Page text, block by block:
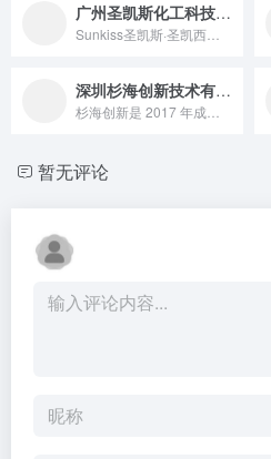
广州圣凯斯化工科技有限公司/圣凯西（上海）生物科技有限公司
深圳杉海创新技术有限公司
暂无评论